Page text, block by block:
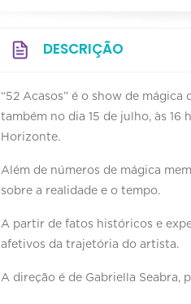
DESCRIÇÃO
“52 Acasos” é o show de
também no dia 15 de julho, às 16
Horizonte.
Além de números de mágica
sobre a realidade e o tempo.
A partir de fatos históricos e
afetivos da trajetória do artista.
A direção é de Gabriella Seabra,